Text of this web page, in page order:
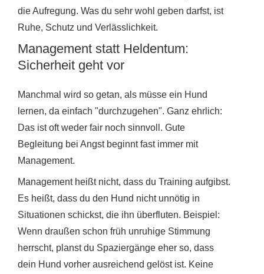
die Aufregung. Was du sehr wohl geben darfst, ist
Ruhe, Schutz und Verlässlichkeit.
Management statt Heldentum:
Sicherheit geht vor
Manchmal wird so getan, als müsse ein Hund
lernen, da einfach "durchzugehen". Ganz ehrlich:
Das ist oft weder fair noch sinnvoll. Gute
Begleitung bei Angst beginnt fast immer mit
Management.
Management heißt nicht, dass du Training aufgibst.
Es heißt, dass du den Hund nicht unnötig in
Situationen schickst, die ihn überfluten. Beispiel:
Wenn draußen schon früh unruhige Stimmung
herrscht, planst du Spaziergänge eher so, dass
dein Hund vorher ausreichend gelöst ist. Keine